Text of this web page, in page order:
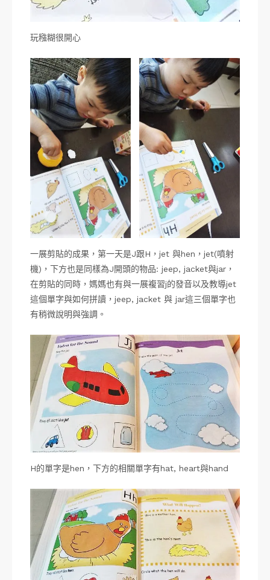
玩糨糊很開心
一展剪貼的成果，第一天是J跟H，jet 與hen，jet(噴射
機)，下方也是同樣為J開頭的物品: jeep, jacket與jar，
在剪貼的同時，媽媽也有與一展複習j的發音以及教導jet
這個單字與如何拼讀，jeep, jacket 與 jar這三個單字也
有稍微說明與強調。
H的單字是hen，下方的相關單字有hat, heart與hand